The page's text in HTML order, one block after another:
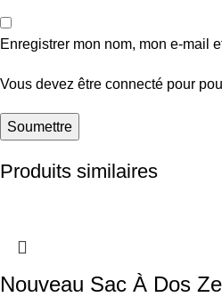
Enregistrer mon nom, mon e-mail
Vous devez être connecté pour
Produits similaires
Nouveau Sac À Dos